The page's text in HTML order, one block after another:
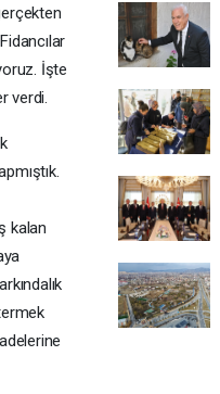
İşte
verdi.
kalan